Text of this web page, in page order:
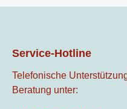
Service-Hotline
Telefonische
Beratung unter: